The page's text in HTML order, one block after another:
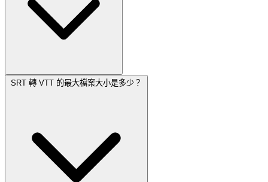
SRT 轉 VTT 的最大檔案大小是多少？